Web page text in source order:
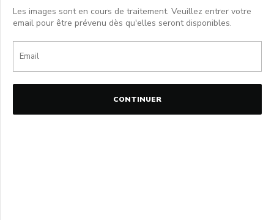
Les images sont en cours de traitement. Veuillez entrer votre
email pour être prévenu dès qu'elles seront disponibles.
CONTINUER